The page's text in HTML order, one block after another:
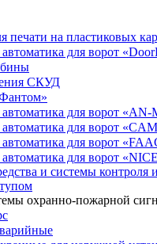
печати на пластиковых
для ворот
СКУД
для ворот «AN-
для ворот
для ворот
для ворот
и системы контроля и
охранно-пожарной